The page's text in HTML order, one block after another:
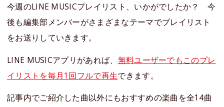
今週のLINE MUSICプレイリスト、いかがでしたか？ 今
後も編集部メンバーがさまざまなテーマでプレイリスト
をお送りしていきます。
LINE MUSICアプリがあれば、 無料ユーザーでもこのプレ
イリストを毎月1回フルで再生できます。
記事内でご紹介した曲以外にもおすすめの楽曲を全14曲